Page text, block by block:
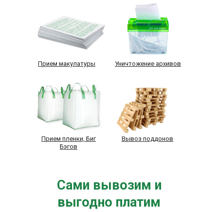
Прием макулатуры Уничтожение архивов
Прием пленки, Биг
Бэгов
Вывоз поддонов
Сами вывозим и
выгодно платим